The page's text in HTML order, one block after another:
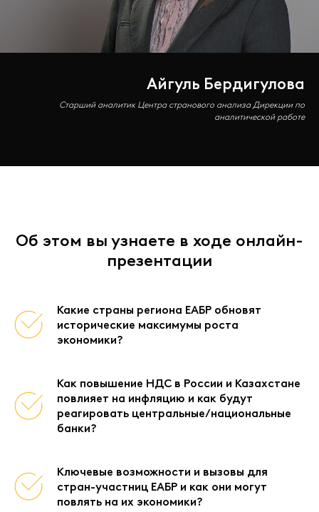
Айгуль Бердигулова
Старший аналитик Центра странового анализа Дирекции по
аналитической работе
Об этом вы узнаете в ходе онлайн-
презентации
Какие страны региона ЕАБР обновят
исторические максимумы роста
экономики?
Как повышение НДС в России и Казахстане
повлияет на инфляцию и как будут
реагировать центральные/национальные
банки?
Ключевые возможности и вызовы для
стран-участниц ЕАБР и как они могут
повлять на их экономики?